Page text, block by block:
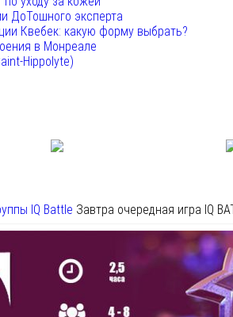
ДоТошного эксперта
Квебек: какую форму выбрать?
в Монреале
Hippolyte)
IQ Battle Завтра очередная игра IQ